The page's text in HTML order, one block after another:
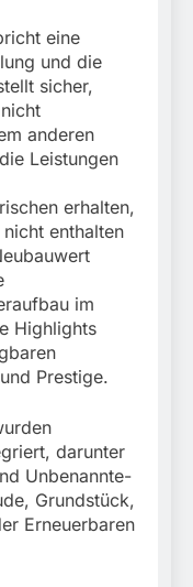
eine
und die
sicher,
anderen
Leistungen
erhalten,
enthalten
im
Highlights
Prestige.
darunter
Unbenannte-
Grundstück,
Erneuerbaren